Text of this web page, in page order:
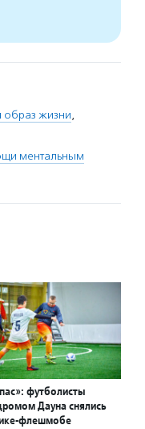
образ жизни,
ментальным
футболисты
Дауна снялись
флешмобе